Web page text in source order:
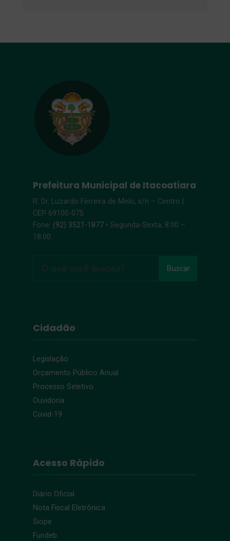
Prefeitura Municipal de Itacoatiara
R. Dr. Luzardo Ferreira de Melo, s/n – Centro |
CEP 69100-075
Fone: (92) 3521-1877 • Segunda-Sexta, 8:00 –
18:00
Buscar
Cidadão
Legislação
Orçamento Público Anual
Processo Seletivo
Ouvidoria
Covid-19
Acesso Rápido
Diário Oficial
Nota Fiscal Eletrônica
Siope
Fundeb